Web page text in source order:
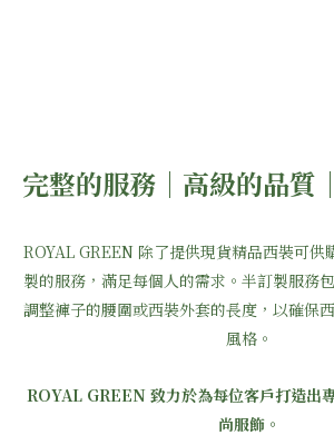
完整的服務｜高級的品質
ROYAL GREEN 除了提供現貨精品西裝可供
製的服務， 滿足每個人的需求。半訂製服務
調整褲子的腰圍或西裝外套的長度，以確保
風格。
ROYAL GREEN 致力於為每位客戶打造出
尚服飾。